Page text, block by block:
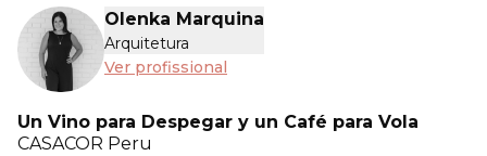
Olenka Marquina
Arquitetura
Ver profissional
Un Vino para Despegar y un Café para Vola
CASACOR Peru